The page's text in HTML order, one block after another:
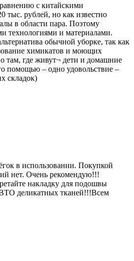
с китайскими
тыс. рублей, но как известно
в области пара. Поэтому
технологиями и материалами.
обычной уборке, так как
химикатов и моющих
там, где живут¬ дети и домашние
помощью – одно удовольствие –
складок)
в использовании. Покупкой
нет. Очень рекомендую!!!
накладку для подошвы
деликатных тканей!!!Всем